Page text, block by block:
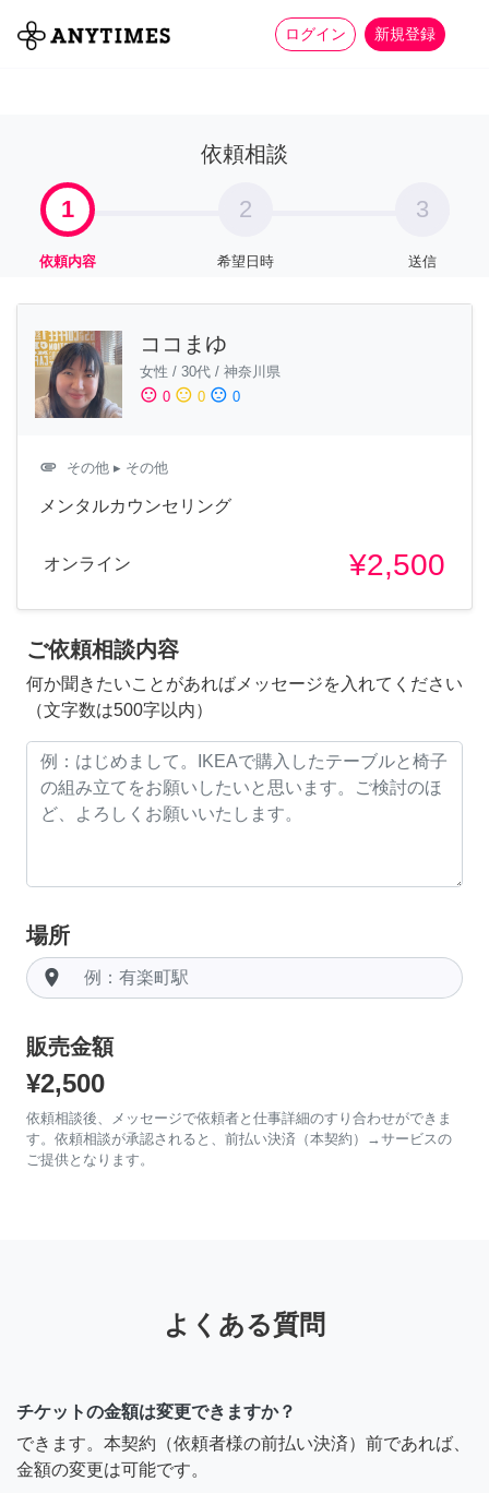
ログイン 新規登録
全て 家事 more_horiz
依頼相談
1
依頼内容
2
希望日時
3
送信
ココまゆ
女性 / 30代 / 神奈川県
sentiment_satisfied 0 sentiment_neutral 0 sentiment_dissatisfied 0
attachment その他 ▸ その他
メンタルカウンセリング
オンライン ¥2,500
ご依頼相談内容
何か聞きたいことがあればメッセージを入れてください
（文字数は500字以内）
場所
room
販売金額
¥2,500
依頼相談後、メッセージで依頼者と仕事詳細のすり合わせができま
す。依頼相談が承認されると、前払い決済（本契約）→サービスの
ご提供となります。
よくある質問
チケットの金額は変更できますか？
できます。本契約（依頼者様の前払い決済）前であれば、
金額の変更は可能です。